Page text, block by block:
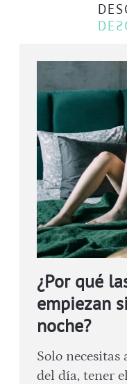
¿Por qué
empiezan
noche?
Solo
del día, tener